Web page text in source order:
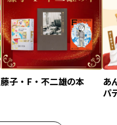
藤子・F・不二雄の本
あ
パ